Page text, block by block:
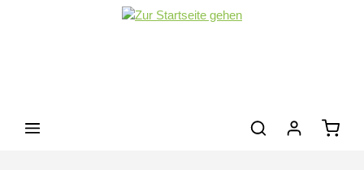
Zum Hauptinhalt springen